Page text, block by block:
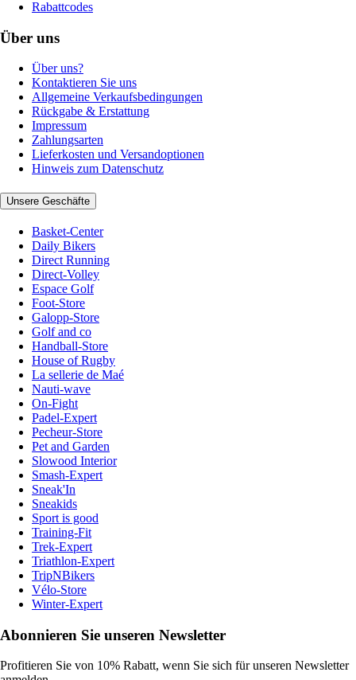
Rabattcodes
Über uns
Über uns?
Kontaktieren Sie uns
Allgemeine Verkaufsbedingungen
Rückgabe & Erstattung
Impressum
Zahlungsarten
Lieferkosten und Versandoptionen
Hinweis zum Datenschutz
Unsere Geschäfte
Basket-Center
Daily Bikers
Direct Running
Direct-Volley
Espace Golf
Foot-Store
Galopp-Store
Golf and co
Handball-Store
House of Rugby
La sellerie de Maé
Nauti-wave
On-Fight
Padel-Expert
Pecheur-Store
Pet and Garden
Slowood Interior
Smash-Expert
Sneak'In
Sneakids
Sport is good
Training-Fit
Trek-Expert
Triathlon-Expert
TripNBikers
Vélo-Store
Winter-Expert
Abonnieren Sie unseren Newsletter
Profitieren Sie von 10% Rabatt, wenn Sie sich für unseren Newsletter